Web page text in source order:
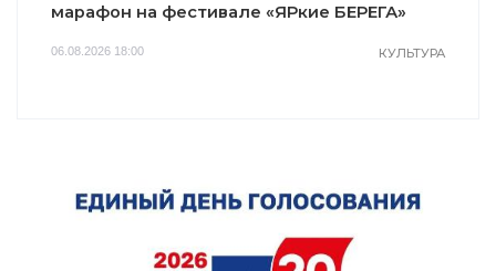
марафон на фестивале «ЯРкие БЕРЕГА»
06.08.2026 18:00 КУЛЬТУРА